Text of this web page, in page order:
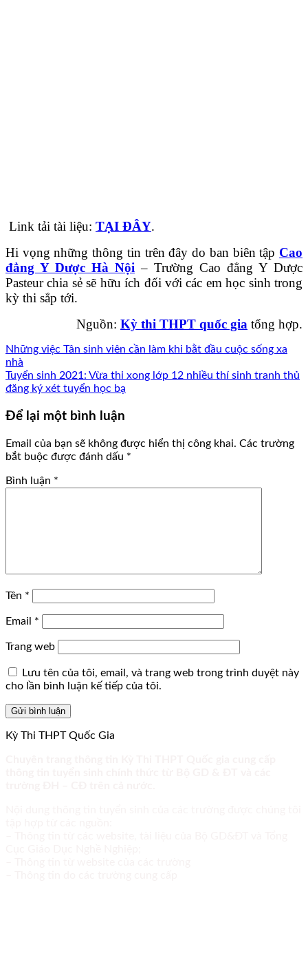
Link tải tài liệu: TẠI ĐÂY.
Hi vọng những thông tin trên đây do ban biên tập Cao
đẳng Y Dược Hà Nội – Trường Cao đẳng Y Dược
Pasteur chia sẻ sẽ hữu ích đối với các em học sinh trong
kỳ thi sắp tới.
Nguồn: Kỳ thi THPT quốc gia tổng hợp.
Những việc Tân sinh viên cần làm khi bằt đầu cuộc sống xa
nhà
Tuyển sinh 2021: Vừa thi xong lớp 12 nhiều thí sinh tranh thủ
đăng ký xét tuyển học bạ
Để lại một bình luận
Email của bạn sẽ không được hiển thị công khai. Các trường
bắt buộc được đánh dấu *
Bình luận *
Tên *
Email *
Trang web
Lưu tên của tôi, email, và trang web trong trình duyệt này
cho lần bình luận kế tiếp của tôi.
Kỳ Thi THPT Quốc Gia